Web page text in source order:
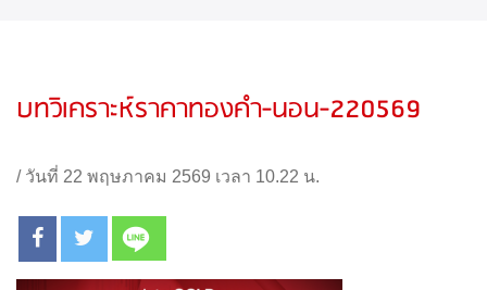
บทวิเคราะห์ราคาทองคำ-นอน-220569
/ วันที่ 22 พฤษภาคม 2569 เวลา 10.22 น.